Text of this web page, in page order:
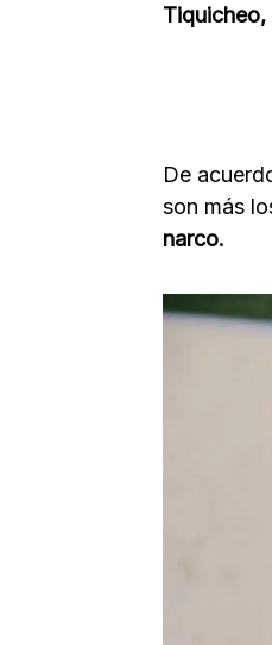
De
son más
narco.